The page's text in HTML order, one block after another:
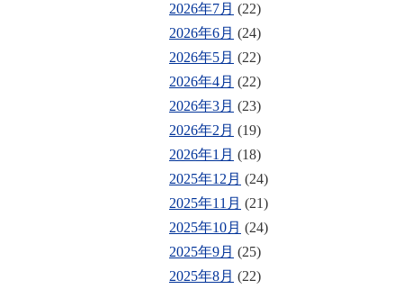
2026年7月 (22)
2026年6月 (24)
2026年5月 (22)
2026年4月 (22)
2026年3月 (23)
2026年2月 (19)
2026年1月 (18)
2025年12月 (24)
2025年11月 (21)
2025年10月 (24)
2025年9月 (25)
2025年8月 (22)